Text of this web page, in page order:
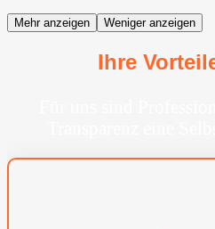
Mehr anzeigen Weniger anzeigen
Ihre